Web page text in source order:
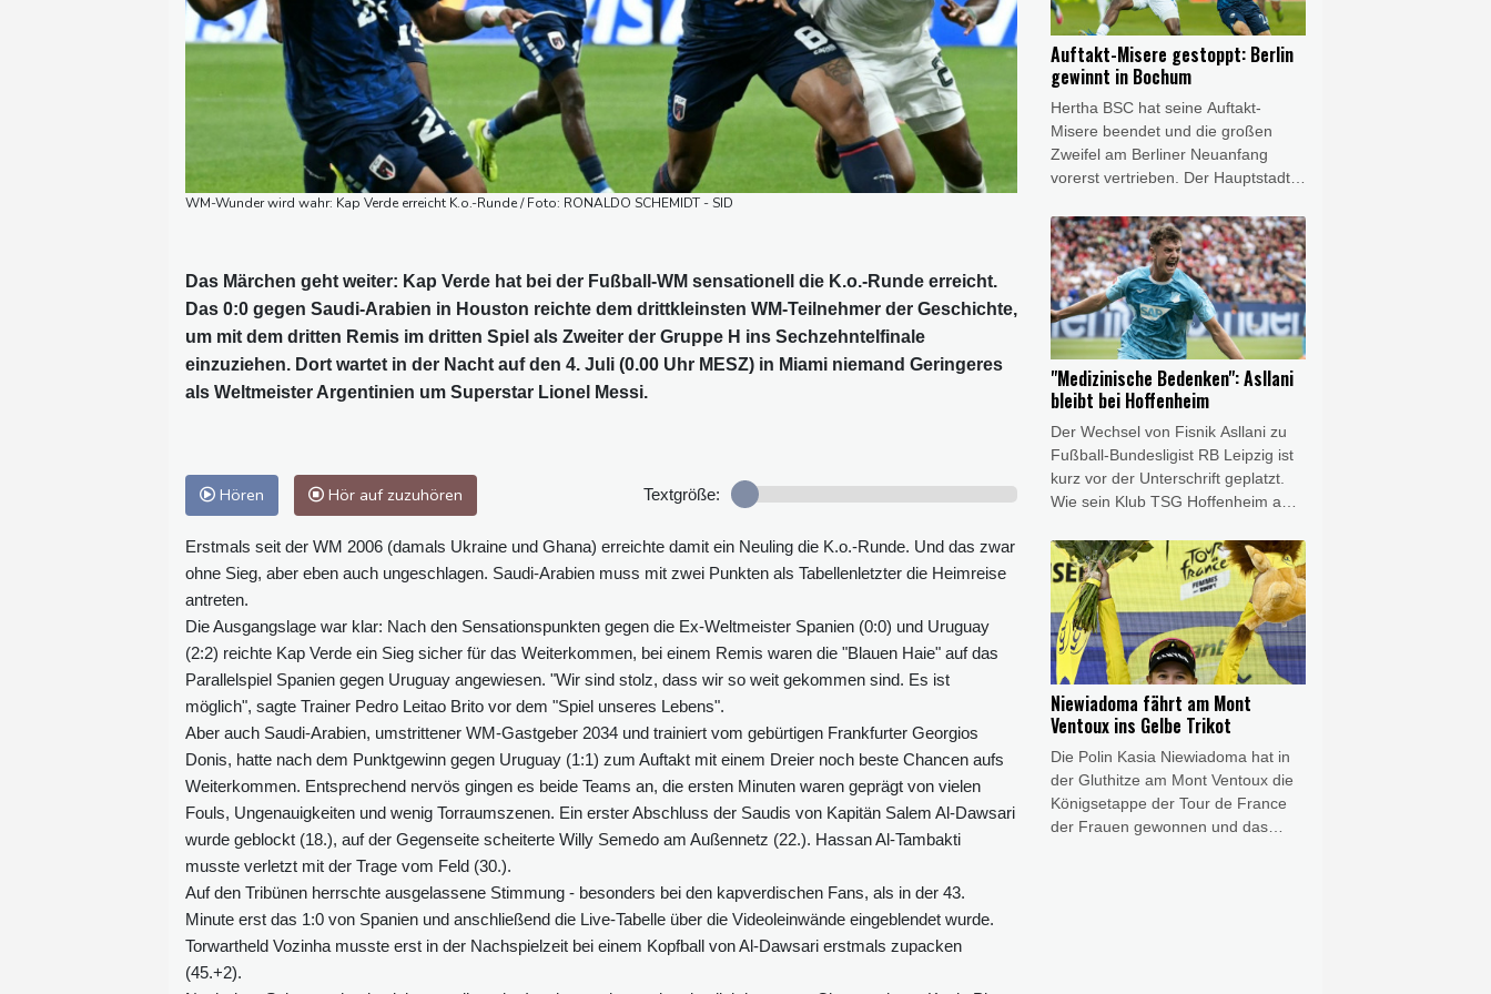
WM-Wunder wird wahr: Kap Verde erreicht K.o.-Runde / Foto: RONALDO SCHEMIDT - SID
Das Märchen geht weiter: Kap Verde hat bei der Fußball-WM sensationell die K.o.-Runde erreicht.
Das 0:0 gegen Saudi-Arabien in Houston reichte dem drittkleinsten WM-Teilnehmer der Geschichte,
um mit dem dritten Remis im dritten Spiel als Zweiter der Gruppe H ins Sechzehntelfinale
einzuziehen. Dort wartet in der Nacht auf den 4. Juli (0.00 Uhr MESZ) in Miami niemand Geringeres
als Weltmeister Argentinien um Superstar Lionel Messi.
Hören Hör auf zuzuhören Textgröße:
Erstmals seit der WM 2006 (damals Ukraine und Ghana) erreichte damit ein Neuling die K.o.-Runde. Und das zwar
ohne Sieg, aber eben auch ungeschlagen. Saudi-Arabien muss mit zwei Punkten als Tabellenletzter die Heimreise
antreten.
Die Ausgangslage war klar: Nach den Sensationspunkten gegen die Ex-Weltmeister Spanien (0:0) und Uruguay
(2:2) reichte Kap Verde ein Sieg sicher für das Weiterkommen, bei einem Remis waren die "Blauen Haie" auf das
Parallelspiel Spanien gegen Uruguay angewiesen. "Wir sind stolz, dass wir so weit gekommen sind. Es ist
möglich", sagte Trainer Pedro Leitao Brito vor dem "Spiel unseres Lebens".
Aber auch Saudi-Arabien, umstrittener WM-Gastgeber 2034 und trainiert vom gebürtigen Frankfurter Georgios
Donis, hatte nach dem Punktgewinn gegen Uruguay (1:1) zum Auftakt mit einem Dreier noch beste Chancen aufs
Weiterkommen. Entsprechend nervös gingen es beide Teams an, die ersten Minuten waren geprägt von vielen
Fouls, Ungenauigkeiten und wenig Torraumszenen. Ein erster Abschluss der Saudis von Kapitän Salem Al-Dawsari
wurde geblockt (18.), auf der Gegenseite scheiterte Willy Semedo am Außennetz (22.). Hassan Al-Tambakti
musste verletzt mit der Trage vom Feld (30.).
Auf den Tribünen herrschte ausgelassene Stimmung - besonders bei den kapverdischen Fans, als in der 43.
Minute erst das 1:0 von Spanien und anschließend die Live-Tabelle über die Videoleinwände eingeblendet wurde.
Torwartheld Vozinha musste erst in der Nachspielzeit bei einem Kopfball von Al-Dawsari erstmals zupacken
(45.+2).
Dominguez betonte die Verdienste
Infantinos und warb zugleich für
einen konstruktiven Umgang
innerhalb des internationalen
Fußballs.
Auftakt-Misere gestoppt: Berlin
gewinnt in Bochum
Hertha BSC hat seine Auftakt-
Misere beendet und die großen
Zweifel am Berliner Neuanfang
vorerst vertrieben. Der Hauptstadt-
Eröffnungsspiel der 2. Fußball-
Bundesliga mit 1:0 (1:0) beim VfL
Bochum. Das Team von Stefan Leitl
trotzte damit dem großen
personellen Aderlass und gewann
erstmals seit sechs Jahren wieder
am ersten Spieltag.
"Medizinische Bedenken": Asllani
bleibt bei Hoffenheim
Der Wechsel von Fisnik Asllani zu
Fußball-Bundesligist RB Leipzig ist
kurz vor der Unterschrift geplatzt.
Wie sein Klub TSG Hoffenheim am
Transfer aufgrund "medizinischer
Bedenken, die Leipzig angemeldet
hatte", nicht zustande.
Niewiadoma fährt am Mont
Ventoux ins Gelbe Trikot
Die Polin Kasia Niewiadoma hat in
der Gluthitze am Mont Ventoux die
Königsetappe der Tour de France
der Frauen gewonnen und das